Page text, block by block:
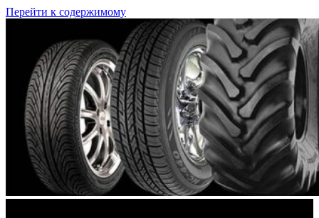
Перейти к содержимому